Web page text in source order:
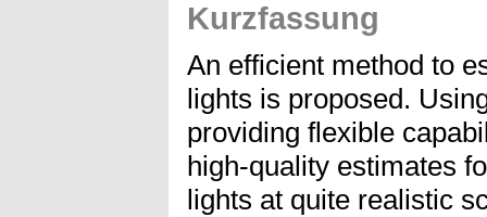
Kurzfassung
An efficient method to
lights is proposed.
providing flexible
high-quality estimates
lights at quite realistic